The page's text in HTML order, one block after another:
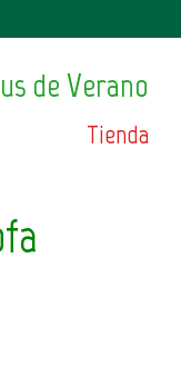
de Verano
Tienda